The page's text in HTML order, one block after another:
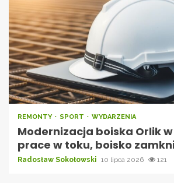
REMONTY SPORT WYDARZENIA
Modernizacja boiska Orlik
prace w toku, boisko
Radosław Sokołowski 10 lipca 2026 121